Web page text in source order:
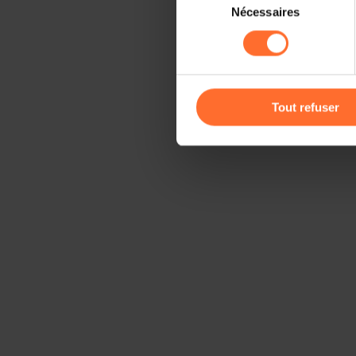
Il est précisé que la
sociaux, sauvegarde des
cas de refus de tous les
gauche de chaque page.
consentement
Nécessaires
Tout refuser